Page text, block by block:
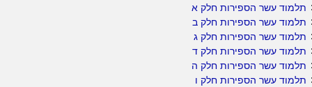
תלמוד עשר הספירות חלק א
תלמוד עשר הספירות חלק ב
תלמוד עשר הספירות חלק ג
תלמוד עשר הספירות חלק ד
תלמוד עשר הספירות חלק ה
תלמוד עשר הספירות חלק ו